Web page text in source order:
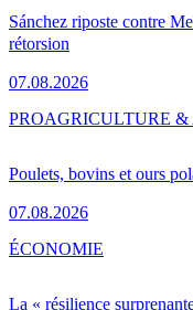
Sánchez riposte contre
rétorsion
07.08.2026
Poulets, bovins et ours
07.08.2026
PROAGRICULTURE
La « résilience
ÉCONOMIE